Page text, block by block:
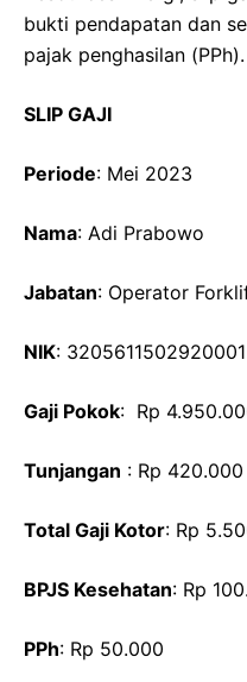
bukti pendapatan dan
pajak penghasilan
SLIP GAJI
Periode: Mei 2023
Nama: Adi Prabowo
Jabatan: Operator
NIK: 3205611502920001
Gaji Pokok: Rp
Tunjangan : Rp 420.000
Total Gaji Kotor: Rp
BPJS Kesehatan: Rp
PPh: Rp 50.000